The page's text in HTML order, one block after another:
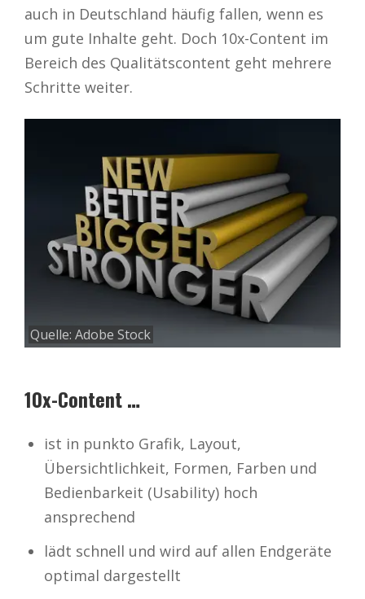
auch in Deutschland häufig fallen, wenn es
um gute Inhalte geht. Doch 10x-Content im
Bereich des Qualitätscontent geht mehrere
Schritte weiter.
Quelle:Adobe Stock
10x-Content …
ist in punkto Grafik, Layout,
Übersichtlichkeit, Formen, Farben und
Bedienbarkeit (Usability) hoch
ansprechend
lädt schnell und wird auf allen Endgeräte
optimal dargestellt